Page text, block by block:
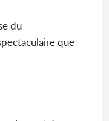
du
que